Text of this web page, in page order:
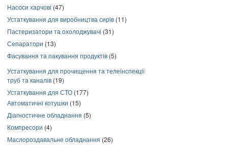
Насоси харчові (47)
Устаткування для виробництва сирів (11)
Пастеризатори та охолоджувачі (31)
Сепаратори (13)
Фасування та пакування продуктів (5)
Устаткування для прочищення та телеінспекції
труб та каналів (19)
Устаткування для СТО (177)
Автоматичні котушки (15)
Діагностичне обладнання (5)
Компресори (4)
Маслороздавальне обладнання (26)